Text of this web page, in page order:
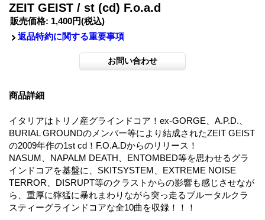
ZEIT GEIST / st (cd) F.o.a.d
販売価格: 1,400円(税込)
返品特約に関する重要事項
商品詳細
イタリアはトリノ産グラインドコア！ex-GORGE、A.P.D.、
BURIAL GROUNDのメンバー等により結成されたZEIT GEIST
の2009年作の1st cd！F.O.A.Dからのリリース！
NASUM、NAPALM DEATH、ENTOMBED等を思わせるグラ
インドコアを基盤に、SKITSYSTEM、EXTREME NOISE
TERROR、DISRUPT等のクラストからの影響も感じさせなが
ら、重厚に獰猛に暴れまわりながら突っ走るブルータルクラ
スティーグラインドコアな全10曲を収録！！！